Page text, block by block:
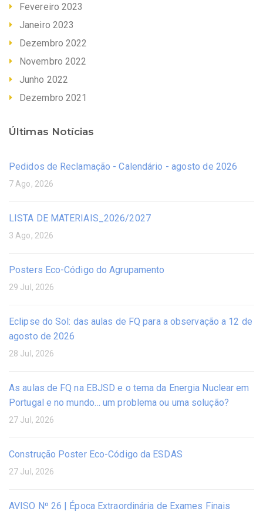
Fevereiro 2023
Janeiro 2023
Dezembro 2022
Novembro 2022
Junho 2022
Dezembro 2021
Últimas Notícias
Pedidos de Reclamação - Calendário - agosto de 2026
7 Ago, 2026
LISTA DE MATERIAIS_2026/2027
3 Ago, 2026
Posters Eco-Código do Agrupamento
29 Jul, 2026
Eclipse do Sol: das aulas de FQ para a observação a 12 de
agosto de 2026
28 Jul, 2026
As aulas de FQ na EBJSD e o tema da Energia Nuclear em
Portugal e no mundo… um problema ou uma solução?
27 Jul, 2026
Construção Poster Eco-Código da ESDAS
27 Jul, 2026
AVISO Nº 26 | Época Extraordinária de Exames Finais